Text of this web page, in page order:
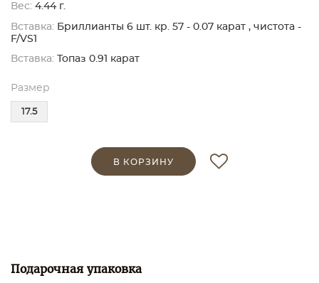
Вес: 4.44 г.
Вставка: Бриллианты 6 шт. кр. 57 - 0.07 карат , чистота -
F/VS1
Вставка: Топаз 0.91 карат
Размер
17.5
В КОРЗИНУ
Подарочная упаковка